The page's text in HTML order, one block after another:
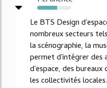
58%
Le BTS Design
nombreux secteurs
la scénographie, la
permet d'intégrer des
d'espace, des
les collectivités